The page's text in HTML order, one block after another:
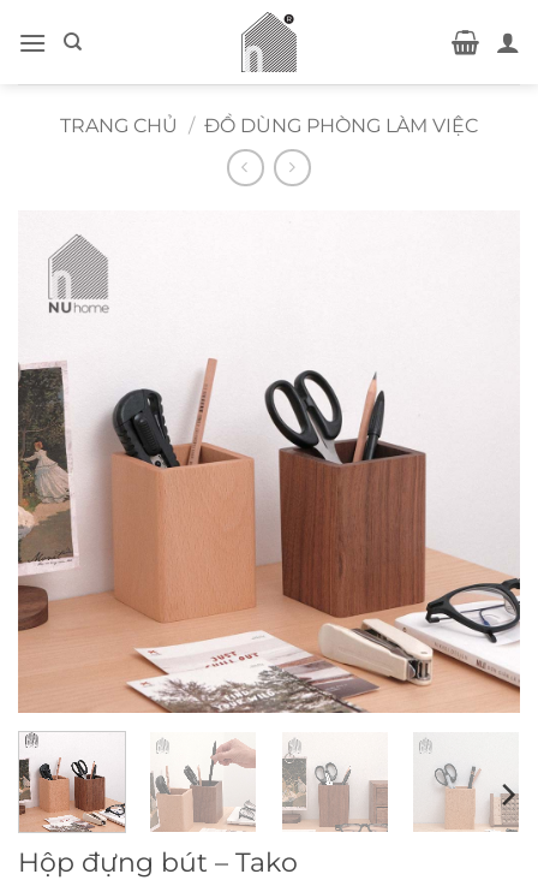
qua
TRANG CHỦ / ĐỒ DÙNG PHÒNG LÀM VIỆC
Hộp đựng bút – Tako